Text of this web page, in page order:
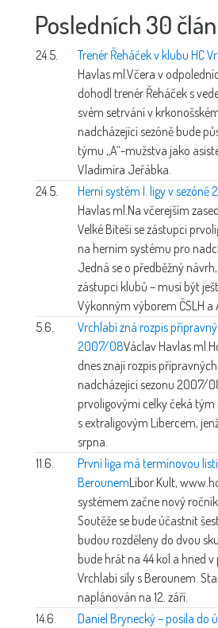
Posledních 30
24.5. Trenér Řeháček v klubu HC
Havlas ml.Včera v
dohodl trenér Řeháček s
svém setrvání v
nadcházející sezóně bude
týmu „A“-mužstva jako
Vladimíra Jeřábka.
24.5.
Herní systém I. ligy v
Havlas ml. Na včerejším
Velké Bíteši se zástupci
na herním systému pro
Jedná se o předběžný
zástupci klubů – musí být
Výkonným výborem ČSLH a
5.6.
Vrchlabí zná rozpis
2007/08Václav Havlas ml.
dnes znají rozpis
nadcházející sezonu 2007/
prvoligovými celky čeká
s extraligovým Libercem,
srpna.
11.6.
První liga má termínovou
BerounemLibor Kult,
systémem začne nový
Soutěže se bude účastnit
budou rozděleny do dvou
bude hrát na 44 kol a hned
Vrchlabí síly s Berounem.
naplánován na 12. září.
14.6.
Daniel Brynecký – posila do